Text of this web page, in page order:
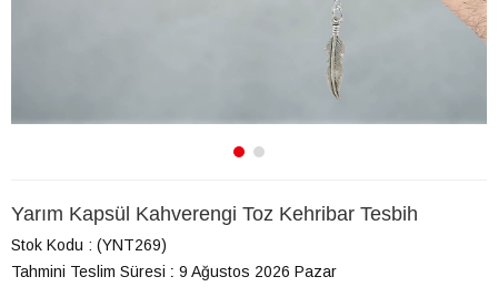
Yarım Kapsül Kahverengi Toz Kehribar Tesbih
Stok Kodu
(YNT269)
Tahmini Teslim Süresi : 9 Ağustos 2026 Pazar